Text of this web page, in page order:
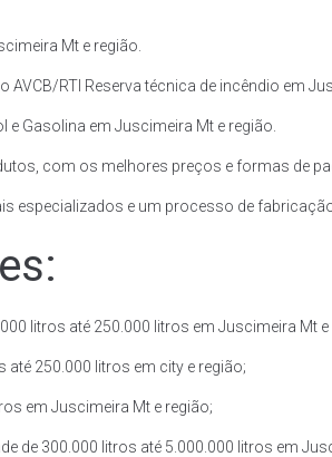
Mt e região.
RTI Reserva técnica de incêndio em
e Gasolina em Juscimeira Mt e região.
com os melhores preços e formas de
e um processo de
litros até 250.000 litros em Juscimeira Mt e
250.000 litros em city e região;
em Juscimeira Mt e região;
de 300.000 litros até 5.000.000 litros em